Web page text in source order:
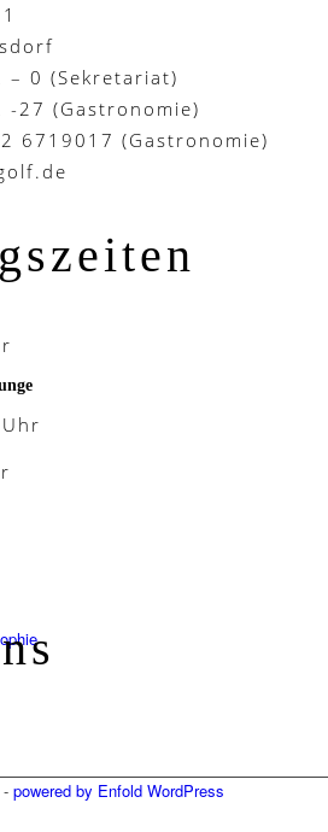
– 0 (Sekretariat)
27 (Gastronomie)
6719017 (Gastronomie)
powered by Enfold WordPress